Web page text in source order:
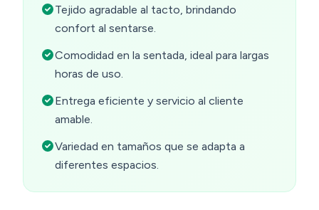
Tejido agradable al tacto, brindando
confort al sentarse.
Comodidad en la sentada, ideal para largas
horas de uso.
Entrega eficiente y servicio al cliente
amable.
Variedad en tamaños que se adapta a
diferentes espacios.